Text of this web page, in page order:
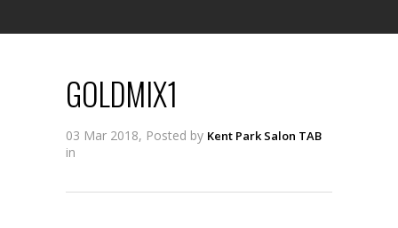
GOLDMIX1
03 Mar 2018, Posted by Kent Park Salon TAB
in